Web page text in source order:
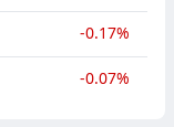
-0.17%
-0.07%